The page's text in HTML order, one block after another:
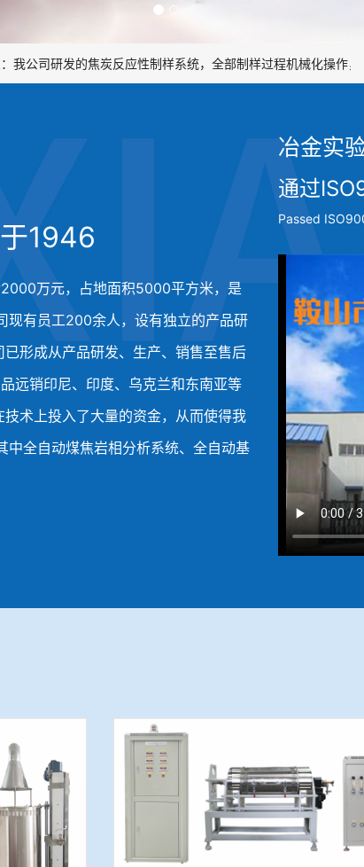
司研发的焦炭反应性制样系统，全部制样过程机械化操作，没
1946
万元，占地面积5000平方米，是
现有员工200余人，设有独立的产品研
形成从产品研发、生产、销售至售后
远销印尼、印度、乌克兰和东南亚等
术上投入了大量的资金，从而使得我
中全自动煤焦岩相分析系统、全自动基
冶金实
通过
Passed